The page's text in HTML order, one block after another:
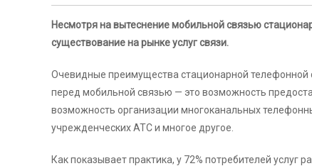
Несмотря на вытеснение мобильной связью
существование на рынке услуг связи.
Очевидные преимущества стационарной телефонной
перед мобильной связью — это возможность
возможность организации многоканальных
учрежденческих АТС и многое другое.
Как показывает практика, у 72% потребителей